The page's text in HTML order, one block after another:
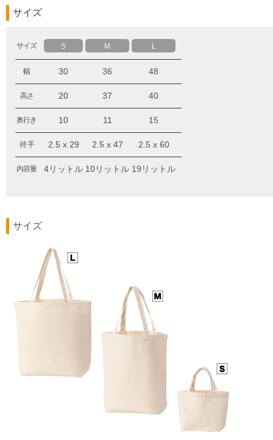
サイズ
サイズ S M L
幅 30 36 48
高さ 20 37 40
奥行き 10 11 15
持 手 2.5 x 29 2.5 x 47 2.5 x 60
内容量 4リットル 10リットル 19リットル
サイズ